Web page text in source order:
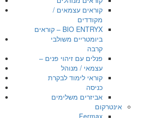
קוראים עצמאים /
מקודדים
BIO ENTRYX – קוראים
ביומטריים משולבי
קרבה
פנלים עם זיהוי פנים –
עצמאי / מנוהל
קוראי לימוד לבקרת
כניסה
אביזרים משלימים
אינטרקום
Fermax